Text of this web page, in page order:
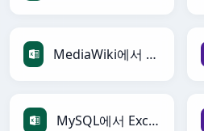
MediaWiki에서 Excel로
MySQL에서 Excel로